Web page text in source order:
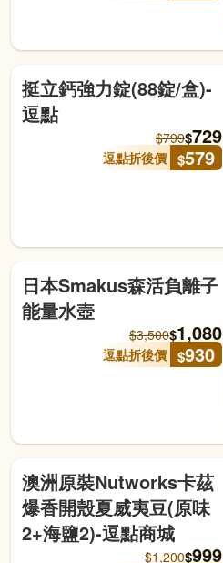
挺立鈣強力錠(88錠/盒)-
逗點
$799$729
逗點折後價 $579
日本Smakus森活負離子
能量水壺
$3,500$1,080
逗點折後價 $930
澳洲原裝Nutworks卡茲
爆香開殼夏威夷豆(原味
2+海鹽2)-逗點商城
$1,200$999